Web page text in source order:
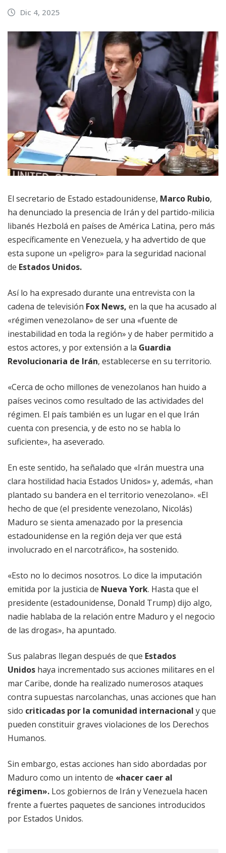
Dic 4, 2025
El secretario de Estado estadounidense, Marco Rubio,
ha denunciado la presencia de Irán y del partido-milicia
libanés Hezbolá en países de América Latina, pero más
específicamente en Venezuela, y ha advertido de que
esta supone un «peligro» para la seguridad nacional
de Estados Unidos.
Así lo ha expresado durante una entrevista con la
cadena de televisión Fox News, en la que ha acusado al
«régimen venezolano» de ser una «fuente de
inestabilidad en toda la región» y de haber permitido a
estos actores, y por extensión a la Guardia
Revolucionaria de Irán, establecerse en su territorio.
«Cerca de ocho millones de venezolanos han huido a
países vecinos como resultado de las actividades del
régimen. El país también es un lugar en el que Irán
cuenta con presencia, y de esto no se habla lo
suficiente», ha aseverado.
En este sentido, ha señalado que «Irán muestra una
clara hostilidad hacia Estados Unidos» y, además, «han
plantado su bandera en el territorio venezolano». «El
hecho de que (el presidente venezolano, Nicolás)
Maduro se sienta amenazado por la presencia
estadounidense en la región deja ver que está
involucrado en el narcotráfico», ha sostenido.
«Esto no lo decimos nosotros. Lo dice la imputación
emitida por la justicia de Nueva York. Hasta que el
presidente (estadounidense, Donald Trump) dijo algo,
nadie hablaba de la relación entre Maduro y el negocio
de las drogas», ha apuntado.
Sus palabras llegan después de que Estados
Unidos haya incrementado sus acciones militares en el
mar Caribe, donde ha realizado numerosos ataques
contra supuestas narcolanchas, unas acciones que han
sido criticadas por la comunidad internacional y que
pueden constituir graves violaciones de los Derechos
Humanos.
Sin embargo, estas acciones han sido abordadas por
Maduro como un intento de «hacer caer al
régimen». Los gobiernos de Irán y Venezuela hacen
frente a fuertes paquetes de sanciones introducidos
por Estados Unidos.